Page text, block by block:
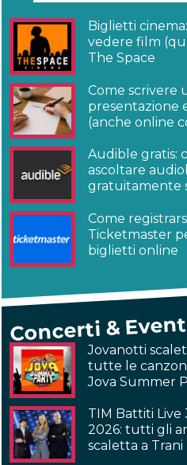
Biglietti
vedere film
The Space
Come scrivere
presentazione
(anche online
Audible gratis:
ascoltare
gratuitamente
Come
Ticketmaster
biglietti online
Concerti &
Jovanotti
tutte le
Jova Summer
TIM Battiti Live
2026: tutti gli
scaletta a Trani